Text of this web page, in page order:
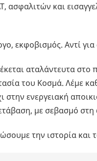
ασφαλιτών και
εκφοβισμός. Αντί
αταλάντευτα
του Κοσμά. Λέμε
στην ενεργειακή
με σεβασμό
την ιστορία και